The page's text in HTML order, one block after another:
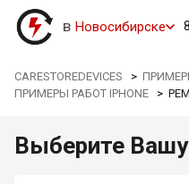
в Новосибирске
CARESTOREDEVICES >
ПРИМЕРЫ РАБОТ IPHONE >
Выберите